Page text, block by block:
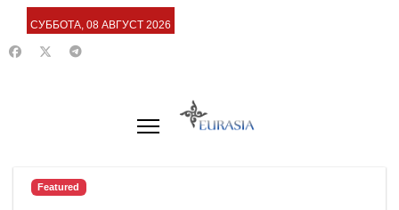
СУББОТА, 08 АВГУСТ 2026
Featured